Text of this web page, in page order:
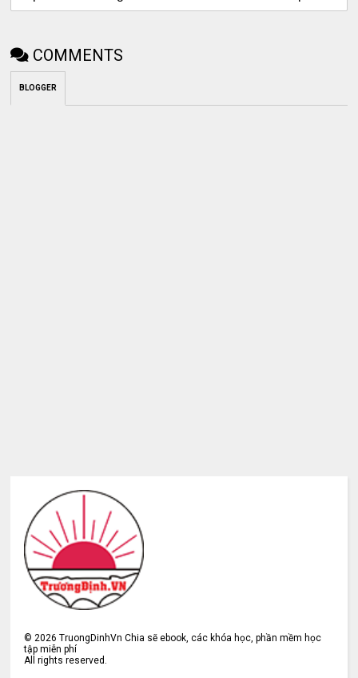
COMMENTS
BLOGGER
©2026 TruongDinhVn Chia sẽ ebook, các khóa học, phần mềm học
tập miễn phí
All rights reserved.